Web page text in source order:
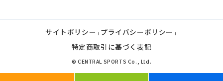
サイトポリシー | プライバシーポリシー |
特定商取引に基づく表記
© CENTRAL SPORTS Co., Ltd.